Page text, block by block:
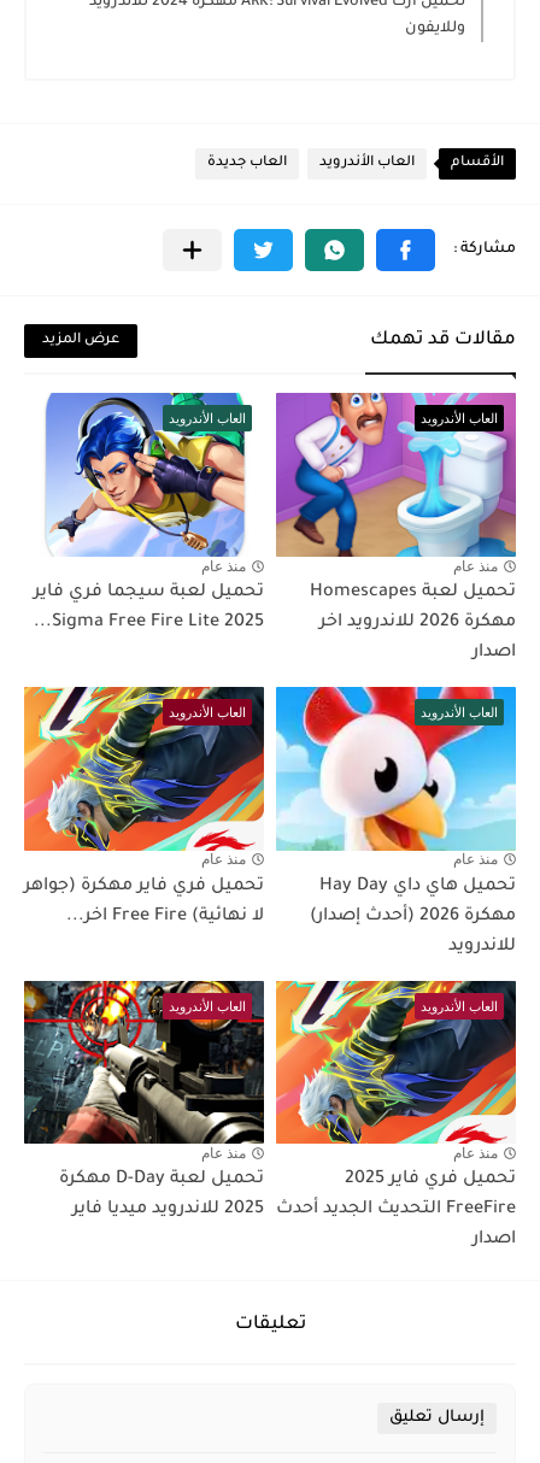
وللايفون
الأقسام العاب الأندرويد العاب جديدة
مقالات قد تهمك عرض المزيد
العاب الأندرويد
منذ عام
تحميل لعبة Homescapes
مهكرة 2026 للاندرويد اخر
اصدار
العاب الأندرويد
منذ عام
تحميل لعبة سيجما فري فاير
Sigma Free Fire Lite 2025...
العاب الأندرويد
منذ عام
تحميل هاي داي Hay Day
مهكرة 2026 (أحدث إصدار)
للاندرويد
العاب الأندرويد
منذ عام
تحميل فري فاير مهكرة (جواهر
لا نهائية) Free Fire اخر...
العاب الأندرويد
منذ عام
تحميل فري فاير 2025
FreeFire التحديث الجديد أحدث
اصدار
العاب الأندرويد
منذ عام
تحميل لعبة D-Day مهكرة
2025 للاندرويد ميديا فاير
تعليقات
إرسال تعليق